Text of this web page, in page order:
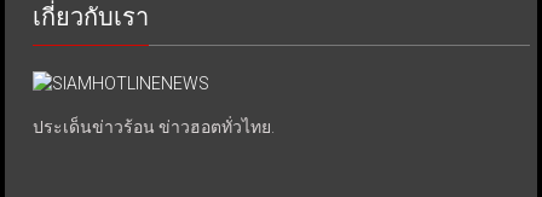
เกี่ยวกับเรา
ประเด็นข่าวร้อน ข่าวฮอตทั่วไทย.